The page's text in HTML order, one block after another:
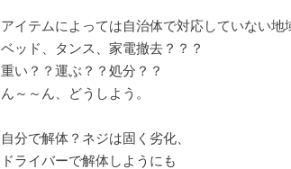
アイテムによっては自治体で対応していない地
ベッド、タンス、家電撤去？？？
重い？？運ぶ？？処分？？
ん～～ん、どうしよう。
自分で解体？ネジは固く劣化、
ドライバーで解体しようにも